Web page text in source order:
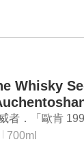
Whisky
Single
Whisky
者．「歐肯
士忌（威士忌
700ml